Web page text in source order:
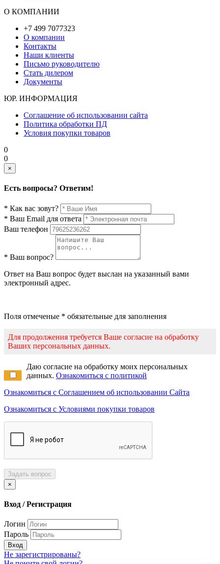
О КОМПАНИИ
+7 499 7077323
О компании
Контакты
Наши клиенты
Письмо руководителю
Стать дилером
Документы
ЮР. ИНФОРМАЦИЯ
Соглашение об использовании сайта
Политика обработки ПД
Условия покупки товаров
0
0
×
Есть вопросы? Ответим!
* Как вас зовут?
* Ваш Email для ответа
Ваш телефон
* Ваш вопрос?
Ответ на Ваш вопрос будет выслан на указанный вами
электронный адрес.
Поля отмеченые * обязательные для заполнения
Для продолжения требуется Ваше согласие на обработку
Ваших персональных данных.
Даю согласие на обработку моих персональных
данных. Ознакомиться с политикой
Ознакомиться с Соглашением об использовании Сайта
Ознакомиться с Условиями покупки товаров
Задать вопрос
×
Вход / Регистрация
Логин
Пароль
Вход
Не зарегистрированы?